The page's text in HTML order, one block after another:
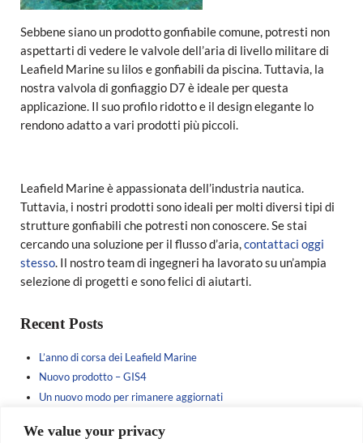
We value your privacy
Sebbene siano un prodotto gonfiabile comune, potresti non
aspettarti di vedere le valvole dell’aria di livello militare di
Leafield Marine su lilos e gonfiabili da piscina. Tuttavia, la
nostra valvola di gonfiaggio D7 è ideale per questa
applicazione. Il suo profilo ridotto e il design elegante lo
rendono adatto a vari prodotti più piccoli.
Leafield Marine è appassionata dell’industria nautica.
Tuttavia, i nostri prodotti sono ideali per molti diversi tipi di
strutture gonfiabili che potresti non conoscere. Se stai
cercando una soluzione per il flusso d’aria,contattaci oggi
stesso. Il nostro team di ingegneri ha lavorato su un’ampia
selezione di progetti e sono felici di aiutarti.
Sidebar
Recent Posts
L’anno di corsa dei Leafield Marine
Nuovo prodotto – GIS4
Un nuovo modo per rimanere aggiornati
Brochure del nuovo prodotto in arrivo……